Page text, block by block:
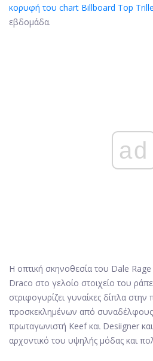
κορυφή του chart Billboard Top
εβδομάδα.
ad
Η οπτική σκηνοθεσία του Dale Rage
Draco στο γελοίο στοιχείο του
στριφογυρίζει γυναίκες δίπλα στην
προσκεκλημένων από
πρωταγωνιστή Keef και Desiigner
αρχοντικό του υψηλής μόδας και